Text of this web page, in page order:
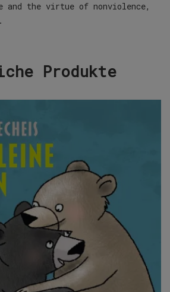
and the virtue of nonviolence,
Produkte